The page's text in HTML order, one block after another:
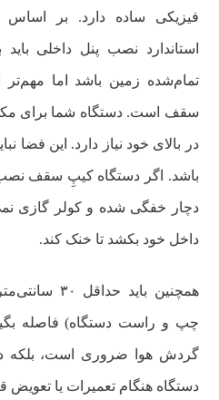
فیزیکی ساده دارد. بر اساس
تمام‌شده زمین باشد اما
سقف است. دستگاه شما برای
باشد. اگر دستگاه کیپِ سقف
دچار خفگی شده و کولر گازی
داخل خود بکشد تا خنک کند.
همچنین باید
چپ و راست دستگاه) فاصله
گردش هوا ضروری است، بلکه
دستگاه هنگام تعمیرات یا